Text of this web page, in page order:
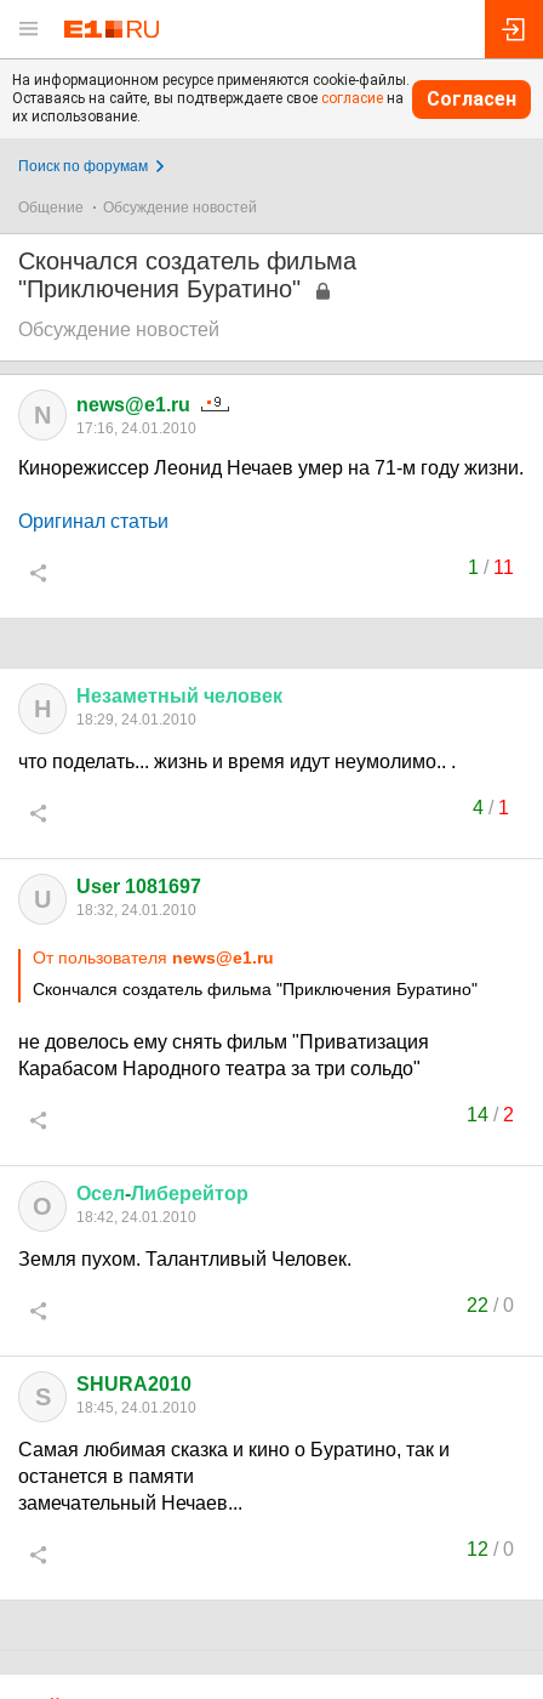
На информационном ресурсе применяются cookie-файлы.
Оставаясь на сайте, вы подтверждаете свое согласие на
их использование.
Согласен
Поиск по форумам
Общение Обсуждение новостей
Скончался создатель фильма
"Приключения Буратино"
Обсуждение новостей
N news@e1.ru
17:16, 24.01.2010
Кинорежиссер Леонид Нечаев умер на 71-м году жизни.
Оригинал статьи
1 / 11
Н Незаметный человек
18:29, 24.01.2010
что поделать... жизнь и время идут неумолимо.. .
4/ 1
U User 1081697
18:32, 24.01.2010
От пользователя news@e1.ru
Скончался создатель фильма "Приключения Буратино"
не довелось ему снять фильм "Приватизация
Карабасом Народного театра за три сольдо"
14 / 2
О Осел-Либерейтор
18:42, 24.01.2010
Земля пухом. Талантливый Человек.
22 /0
S SHURA2010
18:45, 24.01.2010
Cамая любимая сказка и кино о Буратино, так и
останется в памяти
замечательный Нечаев...
12 /0